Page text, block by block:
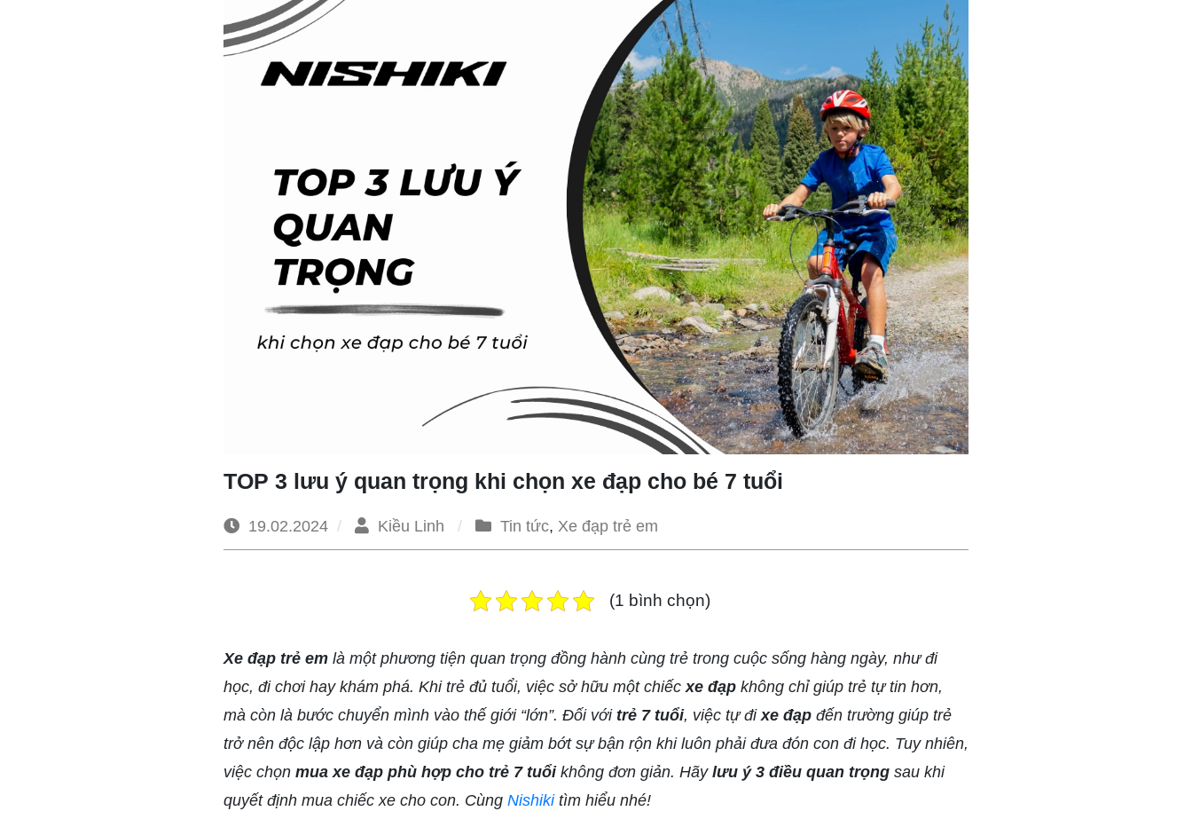
TOP 3 lưu ý quan trọng khi chọn xe đạp cho bé 7 tuổi
19.02.2024 Kiều Linh Tin tức, Xe đạp trẻ em
(1 bình chọn)
Xe đạp trẻ emlà một phương tiện quan trọng đồng hành cùng trẻ trong cuộc sống hàng ngày, như đi
học, đi chơi hay khám phá. Khi trẻ đủ tuổi, việc sở hữu một chiếc xe đạpkhông chỉ giúp trẻ tự tin hơn,
mà còn là bước chuyển mình vào thế giới “lớn”. Đối với trẻ 7 tuổi, việc tự đi xe đạpđến trường giúp trẻ
trở nên độc lập hơn và còn giúp cha mẹ giảm bớt sự bận rộn khi luôn phải đưa đón con đi học. Tuy nhiên,
việc chọn mua xe đạp phù hợp cho trẻ 7 tuổikhông đơn giản. Hãy lưu ý 3 điều quan trọngsau khi
quyết định mua chiếc xe cho con. Cùng Nishikitìm hiểu nhé!